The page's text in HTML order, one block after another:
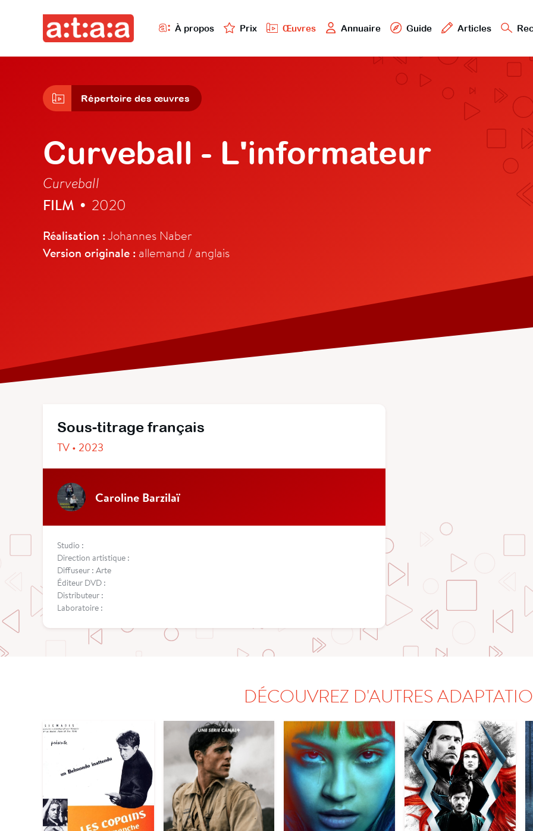
À propos Prix Œuvres Annuaire Guide Articles
Répertoire des œuvres
Curveball - L'informateur
Curveball
FILM • 2020
Réalisation :Johannes Naber
Version originale : allemand / anglais
Sous-titrage français
TV • 2023
Caroline Barzilaï
Studio :
Direction artistique :
Diffuseur : Arte
Éditeur DVD :
Distributeur :
Laboratoire :
DÉCOUVREZ D'AUTRES